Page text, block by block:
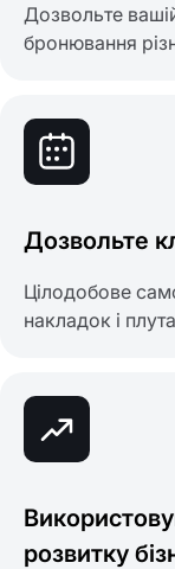
Дозвольте
бронювання
Дозвольте
Цілодобове
накладок і
розвитку